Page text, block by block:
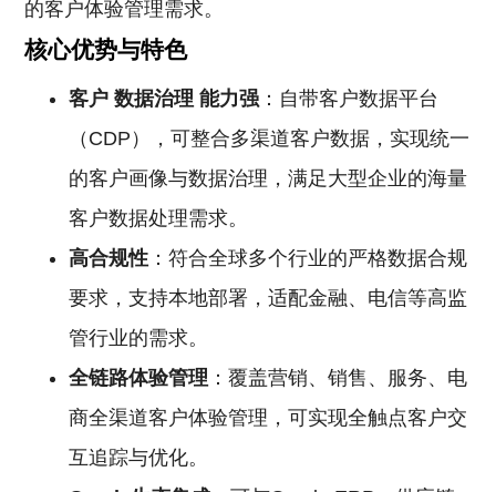
的客户体验管理需求。
核心优势与特色
客户 数据治理 能力强 ：自带客户数据平台
（CDP），可整合多渠道客户数据，实现统一
的客户画像与数据治理，满足大型企业的海量
客户数据处理需求。
高合规性 ：符合全球多个行业的严格数据合规
要求，支持本地部署，适配金融、电信等高监
管行业的需求。
全链路体验管理 ：覆盖营销、销售、服务、电
商全渠道客户体验管理，可实现全触点客户交
互追踪与优化。